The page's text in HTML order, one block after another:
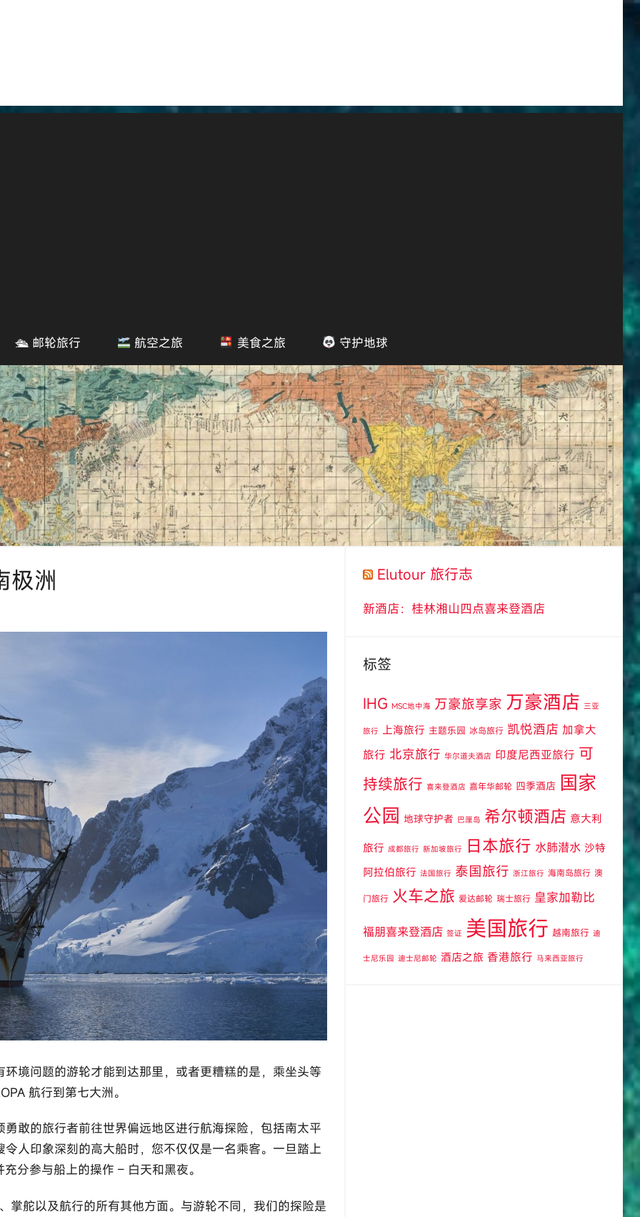
🛳 邮轮旅行 航空之旅 美食之旅 守护地球
极洲
境问题的游轮才能到达那里，或者更糟糕的是，乘坐头等
航行到第七大洲。
敢的旅行者前往世界偏远地区进行航海探险，包括南太平
人印象深刻的高大船时，您不仅仅是一名乘客。一旦踏上
分参与船上的操作 – 白天和黑夜。
掌舵以及航行的所有其他方面。与游轮不同，我们的探险是
Elutour 旅行志
新酒店：桂林湘山四点喜来登酒店
标签
IHG MSC地中海 万豪旅享家 万豪酒店 三亚
旅行 上海旅行 主题乐园 冰岛旅行 凯悦酒店 加拿大
旅行 北京旅行 华尔道夫酒店 印度尼西亚旅行 可
持续旅行 喜来登酒店 嘉年华邮轮 四季酒店 国家
公园 地球守护者 巴厘岛 希尔顿酒店 意大利
旅行 成都旅行 新加坡旅行 日本旅行 水肺潜水 沙特
阿拉伯旅行 法国旅行 泰国旅行 浙江旅行 海南岛旅行 澳
门旅行 火车之旅 爱达邮轮 瑞士旅行 皇家加勒比
福朋喜来登酒店 签证 美国旅行 越南旅行 迪
士尼乐园 迪士尼邮轮 酒店之旅 香港旅行 马来西亚旅行